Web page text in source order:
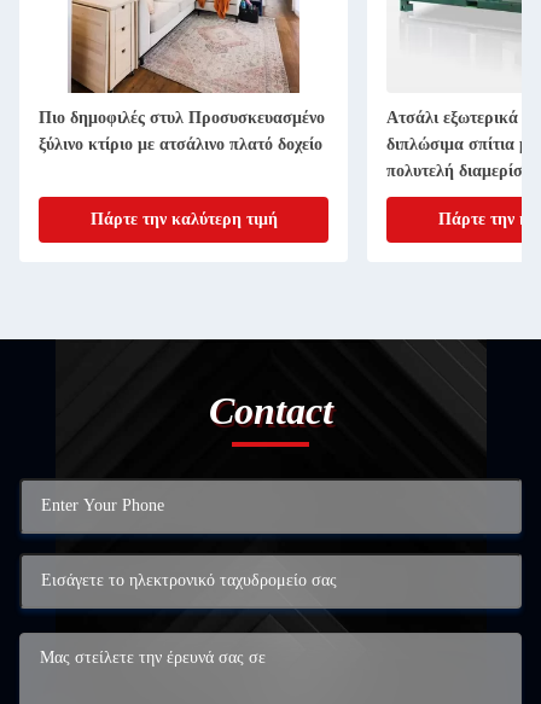
Πιο δημοφιλές στυλ Προσυσκευασμένο
ξύλινο κτίριο με ατσάλινο πλατό δοχείο
Πάρτε την καλύτερη τιμή
Ατσάλι εξωτερικά
διπλώσιμα σπίτια
πολυτελή
σπίτια βίλα
Πάρτε την
Contact